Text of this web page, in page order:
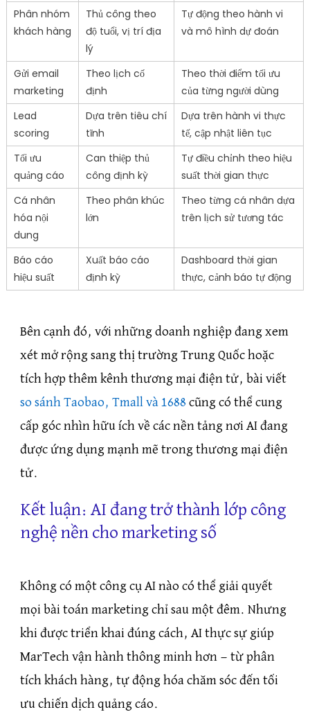
Phân nhóm
khách hàng
Thủ công theo
độ tuổi, vị trí địa
lý
Tự động theo hành vi
và mô hình dự đoán
Gửi email
marketing
Theo lịch cố
định
Theo thời điểm tối ưu
của từng người dùng
Lead
scoring
Dựa trên tiêu chí
tĩnh
Dựa trên hành vi thực
tế, cập nhật liên tục
Tối ưu
quảng cáo
Can thiệp thủ
công định kỳ
Tự điều chỉnh theo hiệu
suất thời gian thực
Cá nhân
hóa nội
dung
Theo phân khúc
lớn
Theo từng cá nhân dựa
trên lịch sử tương tác
Báo cáo
hiệu suất
Xuất báo cáo
định kỳ
Dashboard thời gian
thực, cảnh báo tự động
Bên cạnh đó, với những doanh nghiệp đang xem
xét mở rộng sang thị trường Trung Quốc hoặc
tích hợp thêm kênh thương mại điện tử, bài viết
so sánh Taobao, Tmall và 1688 cũng có thể cung
cấp góc nhìn hữu ích về các nền tảng nơi AI đang
được ứng dụng mạnh mẽ trong thương mại điện
tử.
Kết luận: AI đang trở thành lớp công
nghệ nền cho marketing số
Không có một công cụ AI nào có thể giải quyết
mọi bài toán marketing chỉ sau một đêm. Nhưng
khi được triển khai đúng cách, AI thực sự giúp
MarTech vận hành thông minh hơn — từ phân
tích khách hàng, tự động hóa chăm sóc đến tối
ưu chiến dịch quảng cáo.